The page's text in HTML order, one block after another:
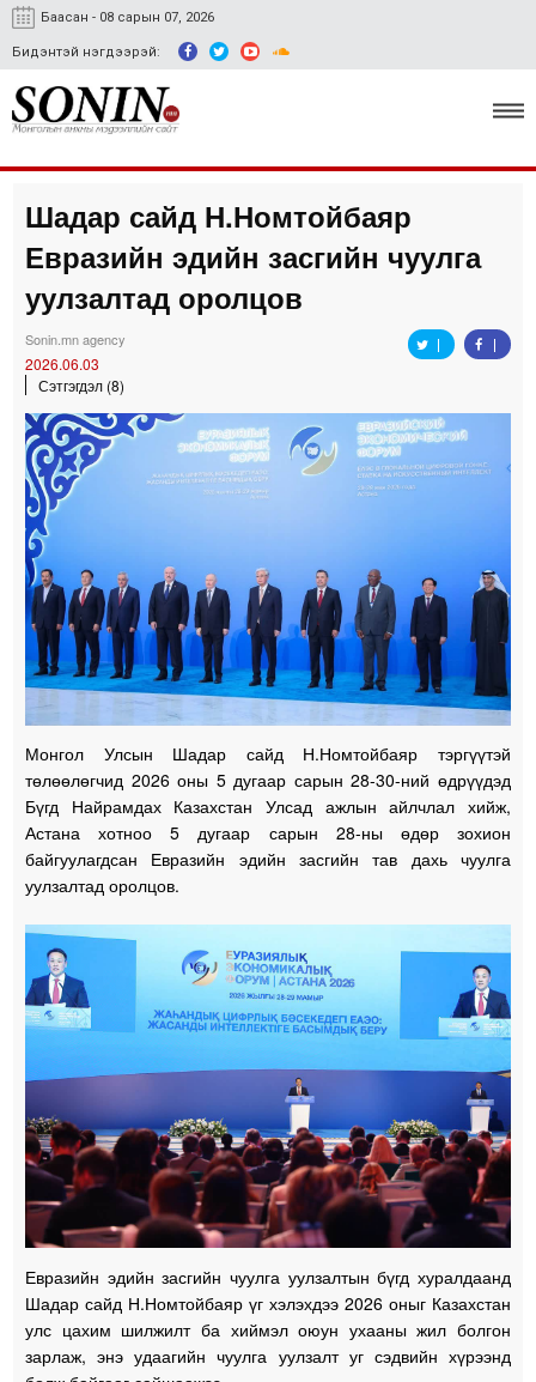
Баасан - 08 сарын 07, 2026
Бидэнтэй нэгдээрэй:
Улс төр, эдийн засаг
Гэмт хэрэг
Нийгэм, соёл
Easy news
Шадар сайд Н.Номтойбаяр
Евразийн эдийн засгийн чуулга
уулзалтад оролцов
Sonin.mn agency
2026.06.03
Сэтгэгдэл (8)
Монгол Улсын Шадар сайд Н.Номтойбаяр тэргүүтэй
төлөөлөгчид 2026 оны 5 дугаар сарын 28-30-ний өдрүүдэд
Бүгд Найрамдах Казахстан Улсад ажлын айлчлал хийж,
Астана хотноо 5 дугаар сарын 28-ны өдөр зохион
байгуулагдсан Евразийн эдийн засгийн тав дахь чуулга
уулзалтад оролцов.
Евразийн эдийн засгийн чуулга уулзалтын бүгд хуралдаанд
Шадар сайд Н.Номтойбаяр үг хэлэхдээ 2026 оныг Казахстан
улс цахим шилжилт ба хиймэл оюун ухааны жил болгон
зарлаж, энэ удаагийн чуулга уулзалт уг сэдвийн хүрээнд